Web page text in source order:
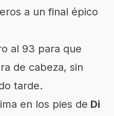
a un final épico
al 93 para que
de cabeza, sin
tarde.
en los pies de Di